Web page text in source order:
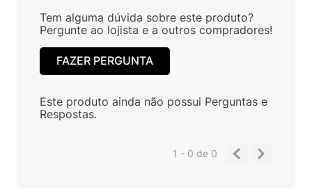
Tem alguma dúvida sobre este produto?
Pergunte ao lojista e a outros compradores!
FAZER PERGUNTA
Este produto ainda não possui Perguntas e
Respostas.
1 - 0de 0